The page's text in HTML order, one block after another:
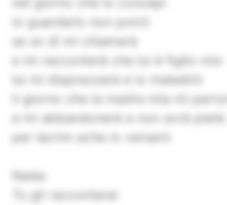
io guardarlo non potrò
se un dì mi chiamerà
e mi racconterà che lui è figlio mio
lui mi disprezzerà e io maledirò
il giorno che la madre mia mi partorì
e mi abbandonerà e non avrà pietà
per lacrim eche io verserò
Nada:
Tu gli racconterai